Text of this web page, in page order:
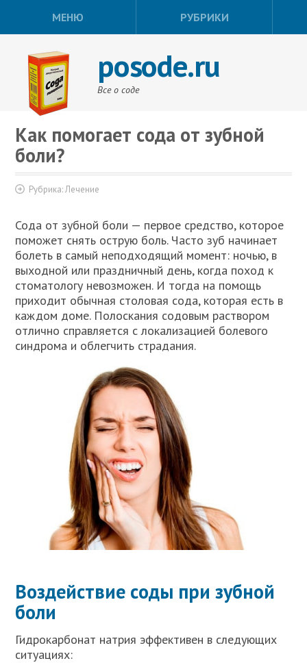
МЕНЮ РУБРИКИ
posode.ru
Все о соде
Как помогает сода от зубной
боли?
Рубрика:Лечение
Сода от зубной боли — первое средство, которое
поможет снять острую боль. Часто зуб начинает
болеть в самый неподходящий момент: ночью, в
выходной или праздничный день, когда поход к
стоматологу невозможен. И тогда на помощь
приходит обычная столовая сода, которая есть в
каждом доме. Полоскания содовым раствором
отлично справляется с локализацией болевого
синдрома и облегчить страдания.
Воздействие соды при зубной
боли
Гидрокарбонат натрия эффективен в следующих
ситуациях: